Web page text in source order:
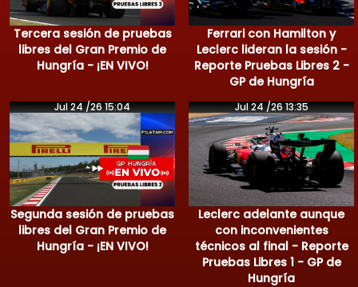
Tercera sesión de pruebas
libres del Gran Premio de
Hungría - ¡EN VIVO!
Ferrari con Hamilton y
Leclerc lideran la sesión -
Reporte Pruebas Libres 2 -
GP de Hungría
Jul 24 /26 15:04
Segunda sesión de pruebas
libres del Gran Premio de
Hungría - ¡EN VIVO!
Jul 24 /26 13:35
Leclerc adelante aunque
con inconvenientes
técnicos al final - Reporte
Pruebas Libres 1 - GP de
Hungría